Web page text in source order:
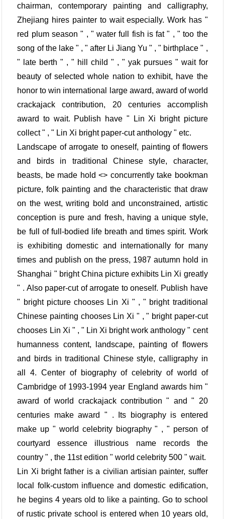
chairman, contemporary painting and calligraphy,
Zhejiang hires painter to wait especially. Work has "
red plum season " , " water full fish is fat " , " too the
song of the lake " , " after Li Jiang Yu " , " birthplace " ,
" late berth " , " hill child " , " yak pursues " wait for
beauty of selected whole nation to exhibit, have the
honor to win international large award, award of world
crackajack contribution, 20 centuries accomplish
award to wait. Publish have " Lin Xi bright picture
collect " , " Lin Xi bright paper-cut anthology " etc.
Landscape of arrogate to oneself, painting of flowers
and birds in traditional Chinese style, character,
beasts, be made hold <> concurrently take bookman
picture, folk painting and the characteristic that draw
on the west, writing bold and unconstrained, artistic
conception is pure and fresh, having a unique style,
be full of full-bodied life breath and times spirit. Work
is exhibiting domestic and internationally for many
times and publish on the press, 1987 autumn hold in
Shanghai " bright China picture exhibits Lin Xi greatly
" . Also paper-cut of arrogate to oneself. Publish have
" bright picture chooses Lin Xi " , " bright traditional
Chinese painting chooses Lin Xi " , " bright paper-cut
chooses Lin Xi " , " Lin Xi bright work anthology " cent
humanness content, landscape, painting of flowers
and birds in traditional Chinese style, calligraphy in
all 4. Center of biography of celebrity of world of
Cambridge of 1993-1994 year England awards him "
award of world crackajack contribution " and " 20
centuries make award " . Its biography is entered
make up " world celebrity biography " , " person of
courtyard essence illustrious name records the
country " , the 11st edition " world celebrity 500 " wait.
Lin Xi bright father is a civilian artisian painter, suffer
local folk-custom influence and domestic edification,
he begins 4 years old to like a painting. Go to school
of rustic private school is entered when 10 years old,